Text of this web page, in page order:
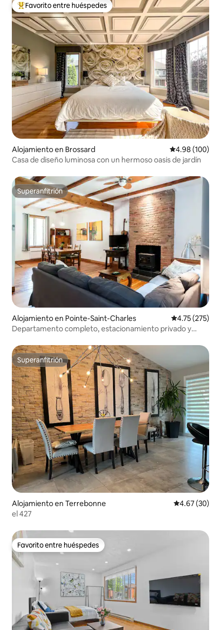
Favorito entre huéspedes preferido
Favorito entre huéspedes
Alojamiento en Brossard Calificación
4.98 (100)
Casa de diseño luminosa con un hermoso oasis de jardín
Superanfitrión
Superanfitrión
Alojamiento en Pointe-Saint-Charles Calificación
4.75 (275)
Departamento completo, estacionamiento privado y
Superanfitrión
Superanfitrión
Alojamiento en Terrebonne Calificación
4.67 (30)
el 427
Favorito entre huéspedes
Favorito entre huéspedes